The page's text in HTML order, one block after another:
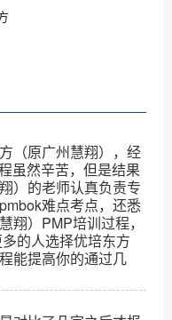
（原广州慧翔），经
虽然辛苦，但是结果
）的老师认真负责专
难点考点，还悉
翔）PMP培训过程，
的人选择优培东方
能提高你的通过几